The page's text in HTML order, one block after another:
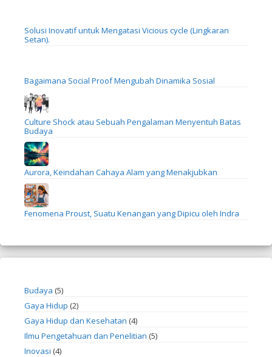
Solusi Inovatif untuk Mengatasi Vicious cycle (Lingkaran
Setan).
Bagaimana Social Proof Mengubah Dinamika Sosial
Culture Shock atau Sebuah Pengalaman Menyentuh Batas
Budaya
Aurora, Keindahan Cahaya Alam yang Menakjubkan
Fenomena Proust, Suatu Kenangan yang Dipicu oleh Indra
Budaya (5)
Gaya Hidup (2)
Gaya Hidup dan Kesehatan (4)
Ilmu Pengetahuan dan Penelitian (5)
Inovasi (4)